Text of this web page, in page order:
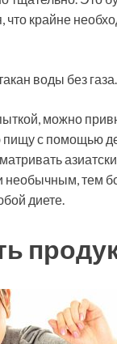
крайне
воды без газа.
можно
пищу с помощью
тем
диете.